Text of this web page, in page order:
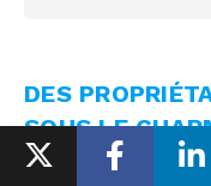
DES
SOUS LE